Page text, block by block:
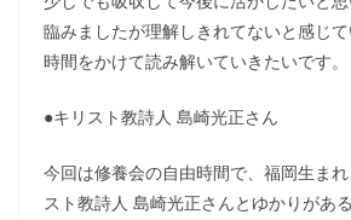
臨みましたが理解しきれてないと感じ
時間をかけて読み解いていきたいです。
●キリスト教詩人 島崎光正さん
今回は修養会の自由時間で、福岡生ま
スト教詩人 島崎光正さんとゆかりがあ